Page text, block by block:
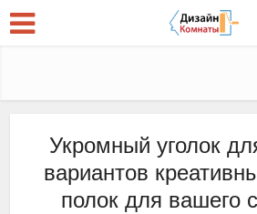
Укромный уголок
вариантов
полок для вашего